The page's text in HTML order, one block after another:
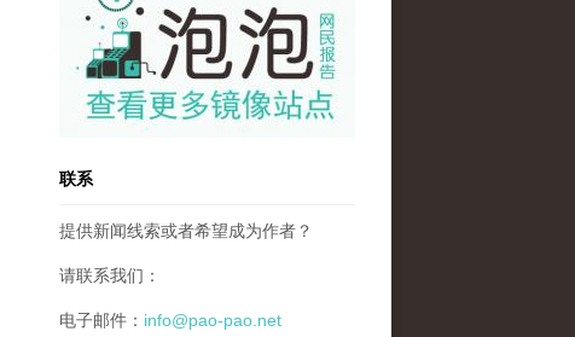
联系
提供新闻线索或者希望成为作者？
请联系我们：
电子邮件： info@pao-pao.net